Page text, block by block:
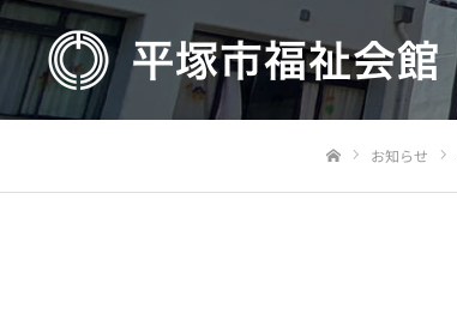
お知らせ